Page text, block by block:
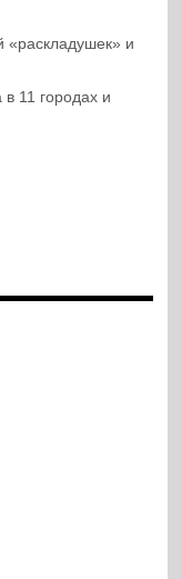
«раскладушек» и
11 городах и